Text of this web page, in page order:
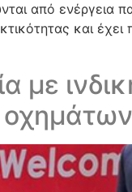
από
και
οχημάτων